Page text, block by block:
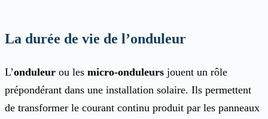
La durée de vie de l’onduleur
L’onduleur ou les micro-onduleurs jouent un rôle
prépondérant dans une installation solaire. Ils permettent
de transformer le courant continu produit par les panneaux